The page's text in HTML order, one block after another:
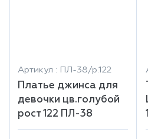
Артикул : ПЛ-38/р.122
Платье джинса для
девочки цв.голубой
рост 122 ПЛ-38